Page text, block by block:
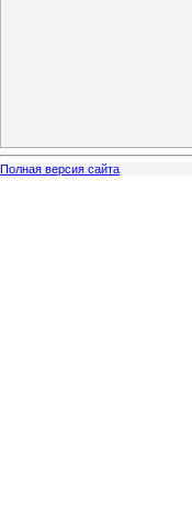
Полная версия сайта